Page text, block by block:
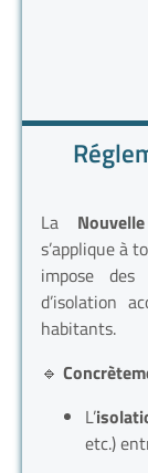
La
s’applique à
impose des
d’isolation
habitants.
🔹
L’
etc.)